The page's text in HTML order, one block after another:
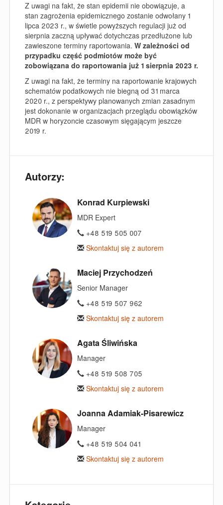
Z uwagi na fakt, że stan epidemii nie obowiązuje, a
stan zagrożenia epidemicznego zostanie odwołany 1
lipca 2023 r., w świetle powyższych regulacji już od
sierpnia zaczną upływać dotychczas przedłużone lub
zawieszone terminy raportowania. W zależności od
przypadku część podmiotów może być
zobowiązana do raportowania już 1 sierpnia 2023 r.
Z uwagi na fakt, że terminy na raportowanie krajowych
schematów podatkowych nie biegną od 31 marca
2020 r., z perspektywy planowanych zmian zasadnym
jest dokonanie w organizacjach przeglądu obowiązków
MDR w horyzoncie czasowym sięgającym jeszcze
2019 r.
Autorzy:
Konrad Kurpiewski
MDR Expert
+48 519 505 007
Skontaktuj się z autorem
Maciej Przychodzeń
Senior Manager
+48 519 507 962
Skontaktuj się z autorem
Agata Śliwińska
Manager
+48 519 508 705
Skontaktuj się z autorem
Joanna Adamiak-Pisarewicz
Manager
+48 519 504 041
Skontaktuj się z autorem